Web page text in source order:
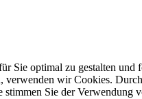
Sie optimal zu gestalten und
verwenden wir Cookies.
stimmen Sie der Verwendung